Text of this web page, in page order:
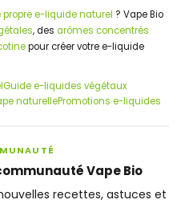
propre e-liquide naturel ? Vape Bio
, des arômes concentrés
pour créer votre e-liquide
Guide e-liquides végétaux
naturellePromotions e-liquides
Vape Bio
recettes, astuces et